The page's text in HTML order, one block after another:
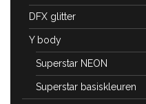
DFX glitter
Y body
Superstar NEON
Superstar basiskleuren